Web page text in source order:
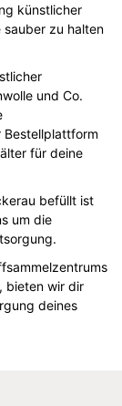
künstlicher
sauber zu halten
und Co.
Bestellplattform
für deine
befüllt ist
um die
bieten wir dir
deines